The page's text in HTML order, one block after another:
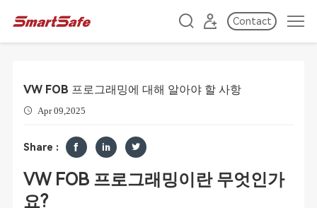
Contact
VW FOB 프로그래밍에 대해 알아야 할 사항
Apr 09,2025
Share :
VW FOB 프로그래밍이란 무엇인가
요?